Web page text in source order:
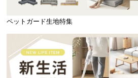
ペットガード生地特集